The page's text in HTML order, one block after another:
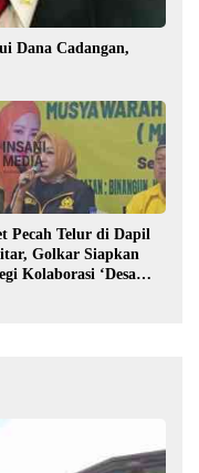
Dana Cadangan,
Pecah Telur di Dapil
Golkar Siapkan
Kolaborasi ‘Desa